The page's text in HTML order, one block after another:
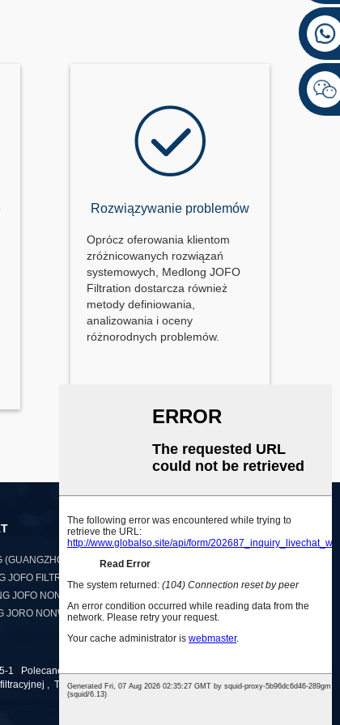
Rozwiązywanie problemów
Oprócz oferowania klientom
zróżnicowanych rozwiązań
systemowych, Medlong JOFO
Filtration dostarcza również
metody definiowania,
analizowania i oceny
różnorodnych problemów.
(GUANGZHOU) HOLDINGS CO., LTD.
JOFO FILTRATION TECHNOLOGY CO., LTD.
JOFO NONWOVEN CO., LTD.
JORO NONWOVEN CO., LTD.
1 Polecane produkty , Mapa witryny , Tkanina
, Tkanina ochronna na owoce ,